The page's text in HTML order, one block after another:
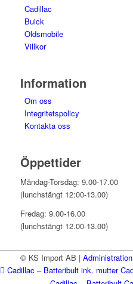
Cadillac
Buick
Oldsmobile
Villkor
Information
Om oss
Integritetspolicy
Kontakta oss
Öppettider
Måndag-Torsdag: 9.00-17.00
(lunchstängt 12:00-13.00)
Fredag: 9.00-16.00
(lunchstängt 12.00-13.00)
© KS Import AB | Administration
Cadillac – Batteribult ink. mutter